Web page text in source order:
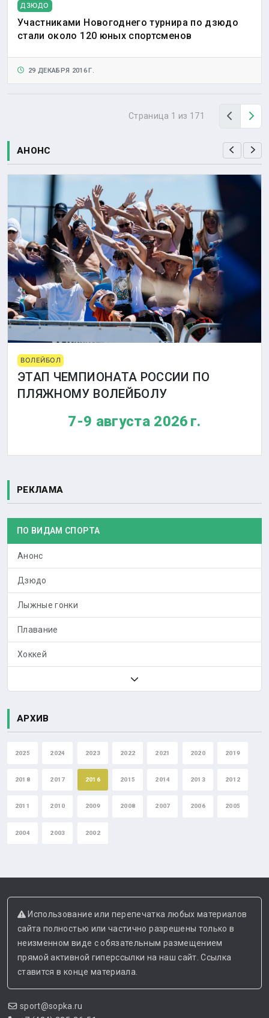
ДЗЮДО
Участниками Новогоднего турнира по дзюдо
стали около 120 юных спортсменов
29 ДЕКАБРЯ 2016 Г.
Страница 1 из 171 Назад
АНОНС
ВОЛЕЙБОЛ
ЭТАП ЧЕМПИОНАТА РОССИИ ПО
ПЛЯЖНОМУ ВОЛЕЙБОЛУ
7-9 августа 2026 г.
РЕКЛАМА
ПО ВИДАМ СПОРТА
Анонс
Дзюдо
Лыжные гонки
Плавание
Хоккей
АРХИВ
2025 2024 2023 2022 2021 2020 2019
2018 2017 2016 2015 2014 2013 2012
2011 2010 2009 2008 2007 2006 2005
2004 2003 2002
Использование или перепечатка любых материалов
сайта полностью или частично разрешены только в
неизменном виде с обязательным размещением
прямой активной гиперссылки на наш сайт. Ссылка
ставится в конце материала.
sport@sopka.ru